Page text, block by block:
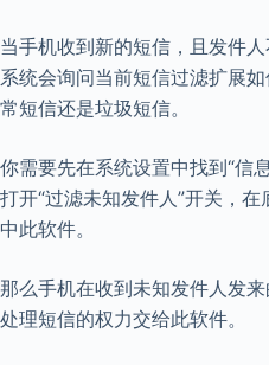
当手机收到新的短信，且发件
系统会询问当前短信过滤扩展
常短信还是垃圾短信。
你需要先在系统设置中找到“信
打开“过滤未知发件人”开关，在
中此软件。
那么手机在收到未知发件人发
处理短信的权力交给此软件。